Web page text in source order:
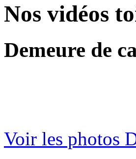
Nos vidéos
Demeure de
Voir les photos